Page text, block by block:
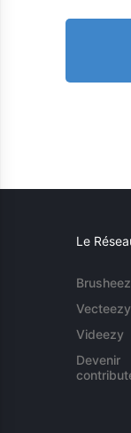
Le
Vecteezy
Videezy
Devenir